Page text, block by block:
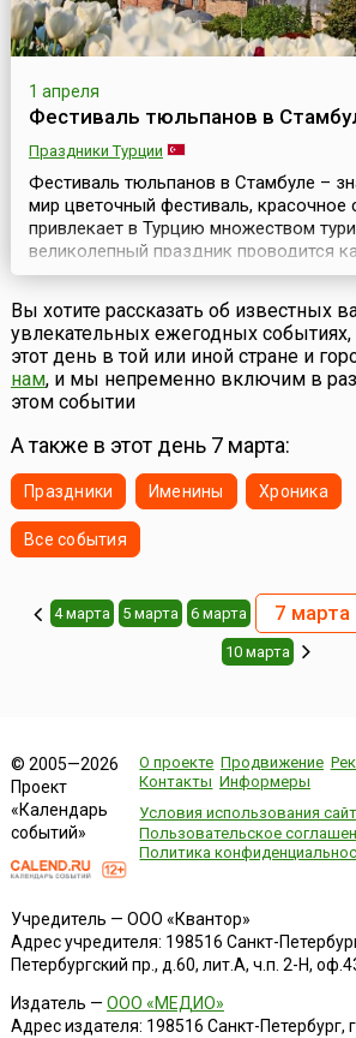
1 апреля
Фестиваль тюльпанов в
Праздники Турции
Фестиваль тюльпанов в Стамбуле –
мир цветочный фестиваль, красочное
привлекает в Турцию множеством
великолепный праздник проводится
длится примерно месяц. Ежегодно в
превращается в цветочный шедевр и
тюльпановой столицей мира.
высаживают по всему городу. Их
практичес...
Вы хотите рассказать об известных
увлекательных ежегодных
этот день в той или иной стране и
нам, и мы непременно включим в
этом событии
А также в этот день 7 марта:
Праздники Именины Хроника
Все события
4 марта 5 марта 6 марта 7 марта
10 марта
© 2005—2026
Проект
«Календарь
событий»
О проекте Продвижение
Контакты Информеры
Условия использования
Пользовательское
Политика
Учредитель — ООО «Квантор»
Адрес учредителя: 198516 Санкт-
Петербургский пр., д.60, лит.А, ч.п. 2-Н,
Издатель — ООО «МЕДИО»
Адрес издателя: 198516 Санкт-Петербург,